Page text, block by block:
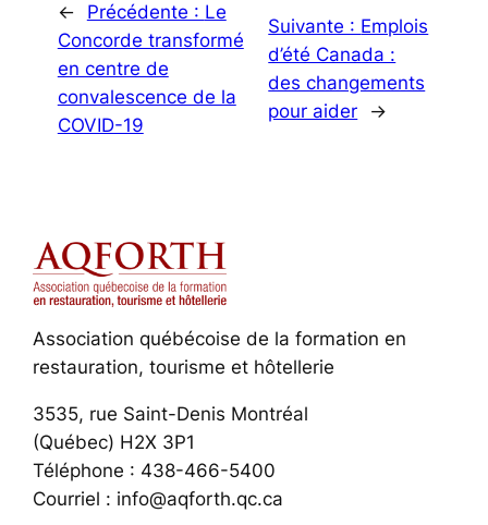
← Précédente : Le
Concorde transformé
en centre de
convalescence de la
COVID-19
Suivante : Emplois
d’été Canada :
des changements
pour aider
→
Association québécoise de la formation en
restauration, tourisme et hôtellerie
3535, rue Saint-Denis Montréal
(Québec) H2X 3P1
Téléphone : 438-466-5400
Courriel : info@aqforth.qc.ca